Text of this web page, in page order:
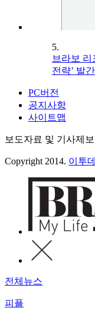
5.
브라보 리
전략’ 발간
PC버전
공지사항
사이트맵
보도자료 및 기사제보
Copyright 2014. 이투
전체뉴스
피플